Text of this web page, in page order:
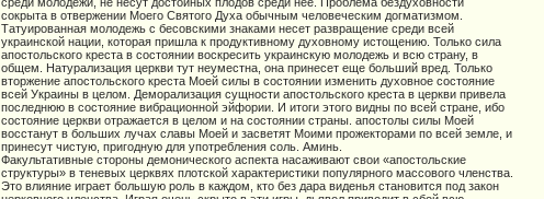
сокрыта в отвержении Моего Святого Духа обычным человеческим догматизмом.
Татуированная молодежь с бесовскими знаками несет развращение среди всей
украинской нации, которая пришла к продуктивному духовному истощению. Только сила
апостольского креста в состоянии воскресить украинскую молодежь и всю страну, в
общем. Натурализация церкви тут неуместна, она принесет еще больший вред. Только
вторжение апостольского креста Моей силы в состоянии изменить духовное состояние
всей Украины в целом. Деморализация сущности апостольского креста в церкви привела
последнюю в состояние вибрационной эйфории. И итоги этого видны по всей стране, ибо
состояние церкви отражается в целом и на состоянии страны. апостолы силы Моей
восстанут в больших лучах славы Моей и засветят Моими прожекторами по всей земле, и
принесут чистую, пригодную для употребления соль. Аминь.
Факультативные стороны демонического аспекта насаживают свои «апостольские
структуры» в теневых церквях плотской характеристики популярного массового членства.
Это влияние играет большую роль в каждом, кто без дара виденья становится под закон